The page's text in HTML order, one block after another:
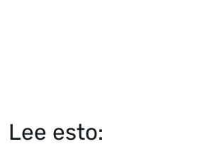
Lee esto: